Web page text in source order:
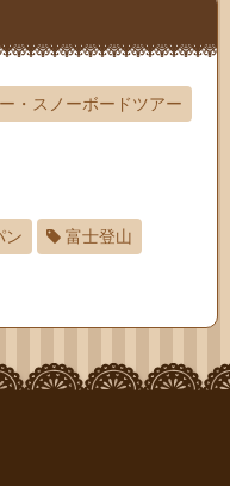
・スノーボードツアー
ン
富士登山